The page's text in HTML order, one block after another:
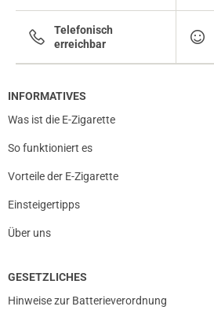
Telefonisch
erreichbar
INFORMATIVES
Was ist die E-Zigarette
So funktioniert es
Vorteile der E-Zigarette
Einsteigertipps
Über uns
GESETZLICHES
Hinweise zur Batterieverordnung